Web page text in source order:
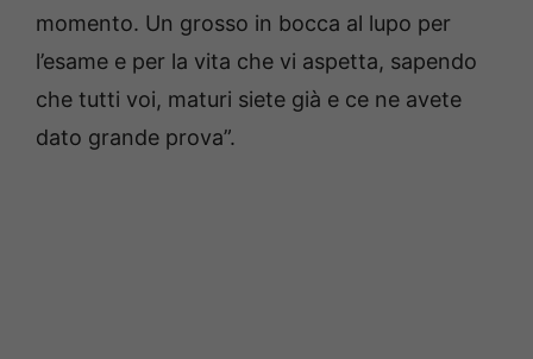
momento. Un grosso in bocca al lupo per
l’esame e per la vita che vi aspetta, sapendo
che tutti voi, maturi siete già e ce ne avete
dato grande prova”.